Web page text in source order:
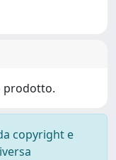
prodotto.
copyright e